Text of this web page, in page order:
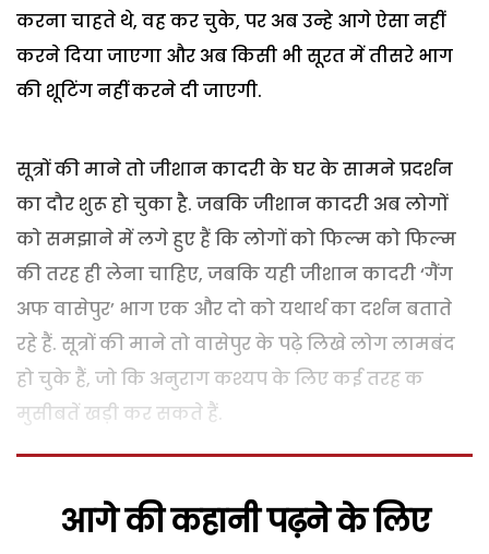
करना चाहते थे, वह कर चुके, पर अब उन्हे आगे ऐसा नहीं
करने दिया जाएगा और अब किसी भी सूरत में तीसरे भाग
की शूटिंग नहीं करने दी जाएगी.
सूत्रों की माने तो जीशान कादरी के घर के सामने प्रदर्शन
का दौर शुरू हो चुका है. जबकि जीशान कादरी अब लोगों
को समझाने में लगे हुए हैं कि लोगों को फिल्म को फिल्म
की तरह ही लेना चाहिए, जबकि यही जीशान कादरी ‘गैंग
अफ वासेपुर’ भाग एक और दो को यथार्थ का दर्शन बताते
रहे हैं. सूत्रों की माने तो वासेपुर के पढ़े लिखे लोग लामबंद
हो चुके हैं, जो कि अनुराग कश्यप के लिए कई तरह क
मुसीबतें खड़ी कर सकते हैं.
आगे की कहानी पढ़ने के लिए